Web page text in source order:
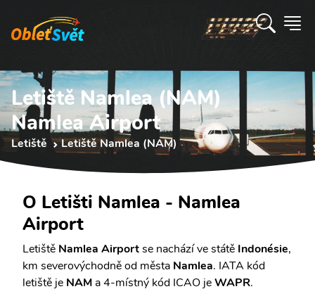
Letiště Namlea (NAM)
Namlea Airport
Letiště Letiště Namlea (NAM)
O Letišti Namlea - Namlea
Airport
Letiště Namlea Airportse nachází ve státě Indonésie,
km severovýchodně od města Namlea. IATA kód
letiště je NAM a 4-místný kód ICAO jeWAPR.